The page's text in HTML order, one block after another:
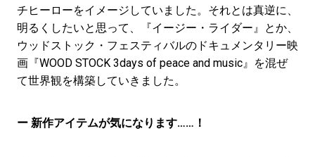
チヒーローをイメージしていました。それとは真逆に、
明るくしたいと思って、『イージー・ライダー』とか、
ウッドストック・フェスティバルのドキュメンタリー映
画『WOOD STOCK 3days of peace and music』を混ぜ
て世界観を構築していきました。
ー 新作アイテムが気になります……！